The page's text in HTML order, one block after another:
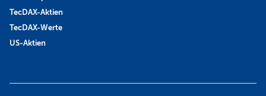
TecDAX-Aktien
TecDAX-Werte
US-Aktien